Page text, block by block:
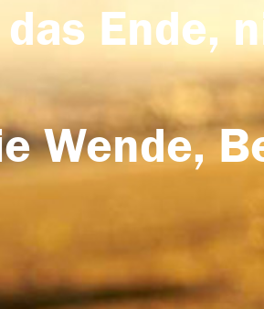
Ende,
Wende,